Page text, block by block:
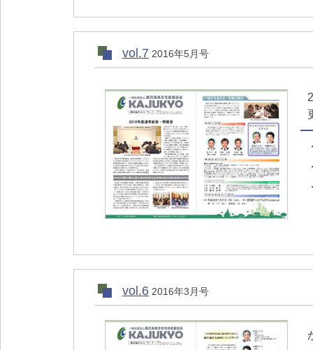
vol.7 2016年5月号
vol.6 2016年3月号